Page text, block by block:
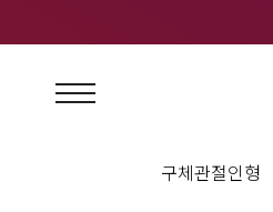
구체관절인형